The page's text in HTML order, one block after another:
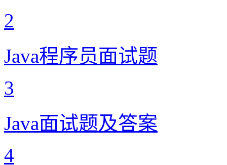
2
Java程序员面试题
3
Java面试题及答案
4